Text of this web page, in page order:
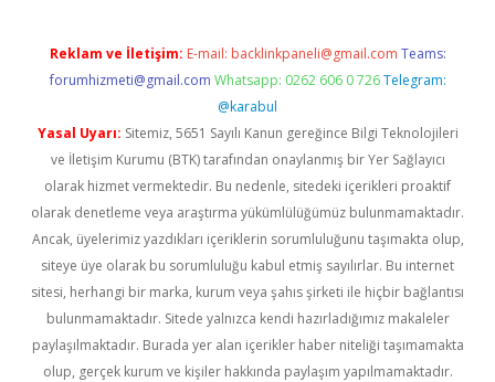
Reklam ve İletişim: E-mail: backlinkpaneli@gmail.com Teams:
forumhizmeti@gmail.com Whatsapp: 0262 606 0 726 Telegram:
@karabul
Yasal Uyarı: Sitemiz, 5651 Sayılı Kanun gereğince Bilgi Teknolojileri
ve İletişim Kurumu (BTK) tarafından onaylanmış bir Yer Sağlayıcı
olarak hizmet vermektedir. Bu nedenle, sitedeki içerikleri proaktif
olarak denetleme veya araştırma yükümlülüğümüz bulunmamaktadır.
Ancak, üyelerimiz yazdıkları içeriklerin sorumluluğunu taşımakta olup,
siteye üye olarak bu sorumluluğu kabul etmiş sayılırlar. Bu internet
sitesi, herhangi bir marka, kurum veya şahıs şirketi ile hiçbir bağlantısı
bulunmamaktadır. Sitede yalnızca kendi hazırladığımız makaleler
paylaşılmaktadır. Burada yer alan içerikler haber niteliği taşımamakta
olup, gerçek kurum ve kişiler hakkında paylaşım yapılmamaktadır.